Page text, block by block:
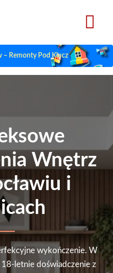
– Remonty Pod Klucz
Wnętrz
i
wykończenie. W
18-letnie doświadczenie z